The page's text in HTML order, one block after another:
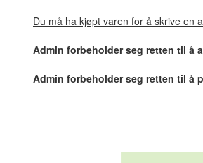
Du må ha kjøpt varen for å skrive en
Admin forbeholder seg retten til å
Admin forbeholder seg retten til å